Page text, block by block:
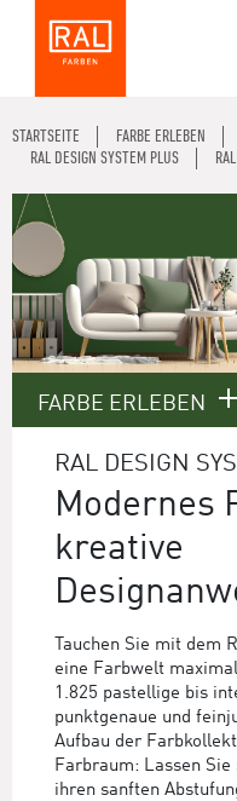
STARTSEITE FARBE ERLEBEN
RAL DESIGN SYSTEM PLUS
FARBE ERLEBEN
RAL DESIGN
Modernes
kreative
Tauchen Sie mit dem
eine Farbwelt
1.825 pastellige bis
punktgenaue und
Aufbau der
Farbraum: Lassen Sie
ihren sanften